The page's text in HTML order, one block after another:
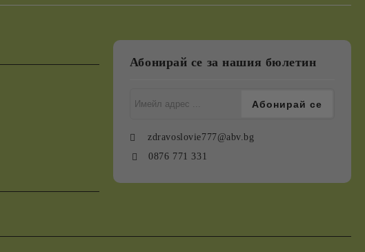
Абонирай се за нашия бюлетин
zdravoslovie777@abv.bg
0876 771 331